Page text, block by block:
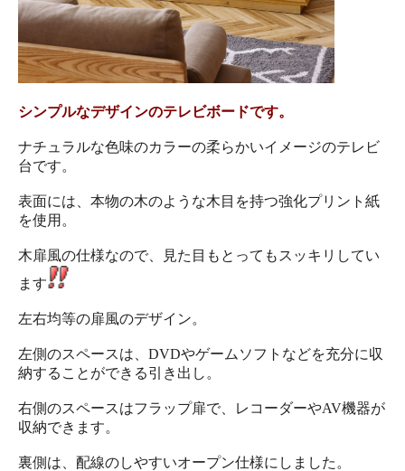
シンプルなデザインのテレビボードです。
ナチュラルな色味のカラーの柔らかいイメージのテレビ
台です。
表面には、本物の木のような木目を持つ強化プリント紙
を使用。
木扉風の仕様なので、見た目もとってもスッキリしてい
ます
左右均等の扉風のデザイン。
左側のスペースは、DVDやゲームソフトなどを充分に収
納することができる引き出し。
右側のスペースはフラップ扉で、レコーダーやAV機器が
収納できます。
裏側は、配線のしやすいオープン仕様にしました。